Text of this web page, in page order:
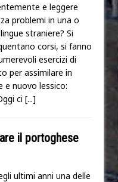
e leggere
problemi in una o
straniere? Si
corsi, si fanno
esercizi di
per assimilare in
nuovo lessico:
ci [...]
il portoghese
ultimi anni una delle